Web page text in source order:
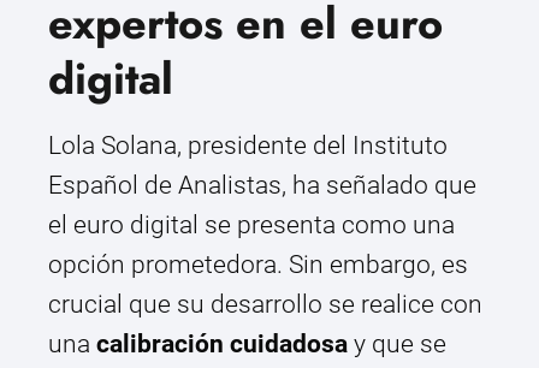
expertos en el euro
digital
Lola Solana, presidente del Instituto
Español de Analistas, ha señalado que
el euro digital se presenta como una
opción prometedora. Sin embargo, es
crucial que su desarrollo se realice con
una calibración cuidadosa y que se